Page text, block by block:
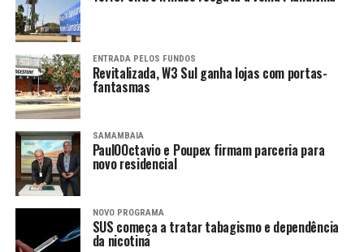
ENTRADA PELOS FUNDOS
Revitalizada, W3 Sul ganha lojas com portas-
fantasmas
SAMAMBAIA
PaulOOctavio e Poupex firmam parceria para
novo residencial
NOVO PROGRAMA
SUS começa a tratar tabagismo e dependência
da nicotina